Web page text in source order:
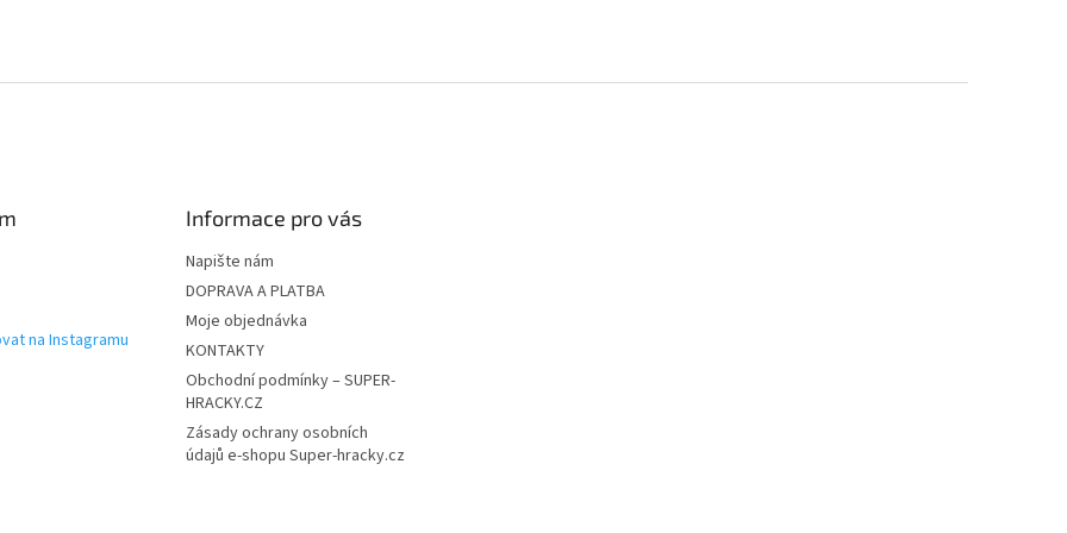
na Instagramu
Informace pro vás
Napište nám
DOPRAVA A PLATBA
Moje objednávka
KONTAKTY
Obchodní podmínky – SUPER-
HRACKY.CZ
Zásady ochrany osobních
údajů e-shopu Super-hracky.cz